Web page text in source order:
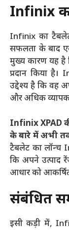
Infinix
Infinix का
सफलता के बाद
मुख्य कारण यह है
प्रदान किया
उद्देश्य है कि वह
और अधिक
Infinix XPAD
के बारे में अभी तक
टैबलेट का लॉन्च
कि अपने उत्पाद
आधार को
संबंधित
इसी कड़ी में,